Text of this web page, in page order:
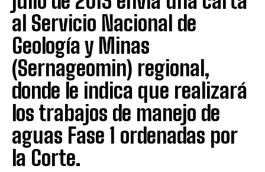
al Servicio Nacional de
Geología y Minas
(Sernageomin) regional,
donde le indica que realizará
los trabajos de manejo de
aguas Fase 1 ordenadas por
la Corte.